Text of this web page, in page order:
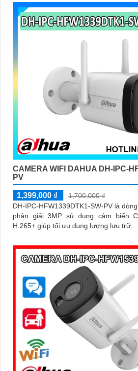
cưng với độ chính xác cao
CAMERA WIFI DAHUA DH-IPC-
PV
1,399,000 ₫
1,700,000 ₫
DH-IPC-HFW1339DTK1-SW-PV là
phân giải 3MP sử dụng cảm biến
H.265+ giúp tối ưu dung lượng lưu trữ.